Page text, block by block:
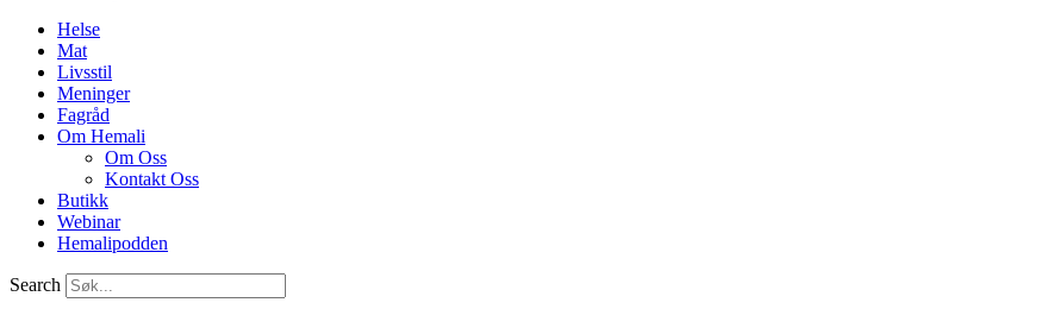
Helse
Mat
Livsstil
Meninger
Fagråd
Om Hemali
Om Oss
Kontakt Oss
Butikk
Webinar
Hemalipodden
Search